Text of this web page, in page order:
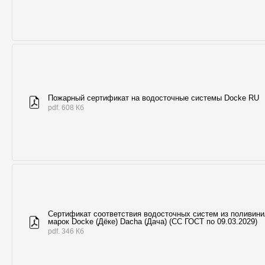
Пожарный сертификат на водосточные системы Docke RU
pdf. 608 Кб
Сертификат соответствия водосточных систем из
марок Docke (Дёке) Dacha (Дача) (СС ГОСТ по 09.03.2029)
pdf. 346 Кб